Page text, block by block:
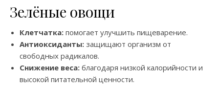
Зелёные овощи
Клетчатка: помогает улучшить пищеварение.
Антиоксиданты: защищают организм от
свободных радикалов.
Снижение веса: благодаря низкой калорийности и
высокой питательной ценности.